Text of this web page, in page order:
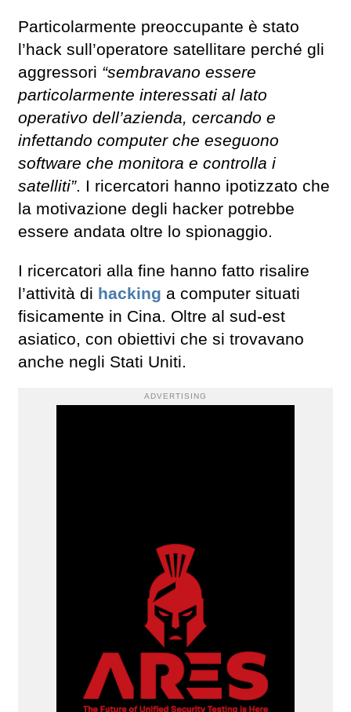
Particolarmente preoccupante è stato
l’hack sull’operatore satellitare perché gli
aggressori “sembravano essere
particolarmente interessati al lato
operativo dell’azienda, cercando e
infettando computer che eseguono
software che monitora e controlla i
satelliti”. I ricercatori hanno ipotizzato che
la motivazione degli hacker potrebbe
essere andata oltre lo spionaggio.
I ricercatori alla fine hanno fatto risalire
l’attività di hacking a computer situati
fisicamente in Cina. Oltre al sud-est
asiatico, con obiettivi che si trovavano
anche negli Stati Uniti.
ADVERTISING